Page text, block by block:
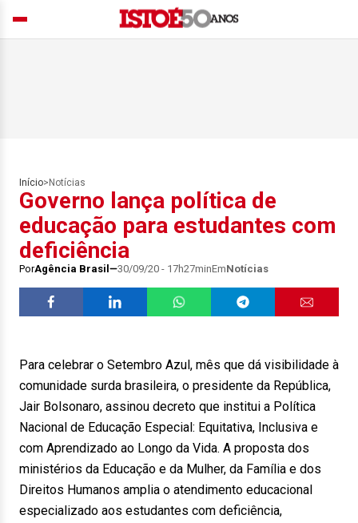
Início> Notícias
Governo lança política de
educação para estudantes com
deficiência
PorAgência Brasil 30/09/20 - 17h27minEmNotícias
Para celebrar o Setembro Azul, mês que dá visibilidade à
comunidade surda brasileira, o presidente da República,
Jair Bolsonaro, assinou decreto que institui a Política
Nacional de Educação Especial: Equitativa, Inclusiva e
com Aprendizado ao Longo da Vida. A proposta dos
ministérios da Educação e da Mulher, da Família e dos
Direitos Humanos amplia o atendimento educacional
especializado aos estudantes com deficiência,